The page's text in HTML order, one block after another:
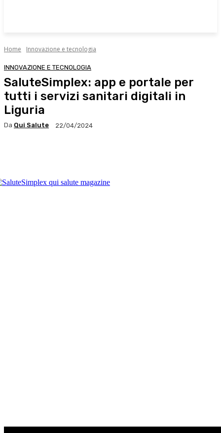
Home Innovazione e tecnologia
INNOVAZIONE E TECNOLOGIA
SaluteSimplex: app e portale per
tutti i servizi sanitari digitali in
Liguria
Da Qui Salute 22/04/2024